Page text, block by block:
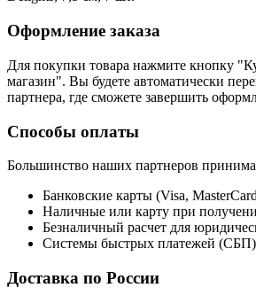
Оформление заказа
Для покупки товара нажмите кнопку
магазин". Вы будете автоматически
партнера, где сможете завершить
Способы оплаты
Большинство наших партнеров
Банковские карты (Visa,
Наличные или карту при
Безналичный расчет для
Системы быстрых платежей
Доставка по России